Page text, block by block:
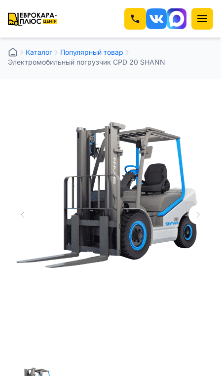
Каталог
Популярный товар
Электромобильный погрузчик CPD 20 SHANN